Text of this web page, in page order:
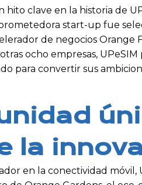
hito clave en la historia de
start-up fue
de negocios Orange
ocho empresas,
para convertir sus
la
en la conectividad móvil,